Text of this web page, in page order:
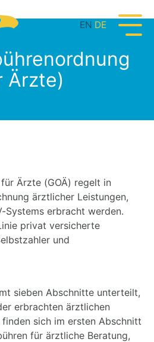
EN DE
Ärzte)
Ärzte (GOÄ) regelt in
ärztlicher Leistungen,
Systems erbracht werden.
privat versicherte
und
sieben Abschnitte unterteilt,
erbrachten ärztlichen
sich im ersten Abschnitt
für ärztliche Beratung,